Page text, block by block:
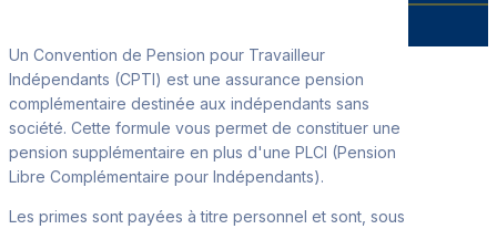
Un Convention de Pension pour Travailleur
Indépendants (CPTI) est une assurance pension
complémentaire destinée aux indépendants sans
société. Cette formule vous permet de constituer une
pension supplémentaire en plus d'une PLCI (Pension
Libre Complémentaire pour Indépendants).
Les primes sont payées à titre personnel et sont, sous